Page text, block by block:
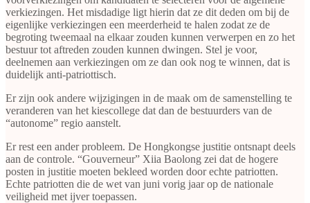
verkiezingen. Het misdadige ligt hierin dat ze dit deden om bij de
eigenlijke verkiezingen een meerderheid te halen zodat ze de
begroting tweemaal na elkaar zouden kunnen verwerpen en zo het
bestuur tot aftreden zouden kunnen dwingen. Stel je voor,
deelnemen aan verkiezingen om ze dan ook nog te winnen, dat is
duidelijk anti-patriottisch.
Er zijn ook andere wijzigingen in de maak om de samenstelling te
veranderen van het kiescollege dat dan de bestuurders van de
“autonome” regio aanstelt.
Er rest een ander probleem. De Hongkongse justitie ontsnapt deels
aan de controle. “Gouverneur” Xiia Baolong zei dat de hogere
posten in justitie moeten bekleed worden door echte patriotten.
Echte patriotten die de wet van juni vorig jaar op de nationale
veiligheid met ijver toepassen.